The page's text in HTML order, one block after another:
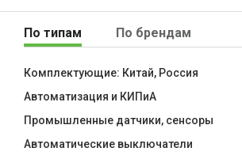
По типам По брендам
Комплектующие: Китай, Россия
Автоматизация и КИПиА
Промышленные датчики, сенсоры
Автоматические выключатели